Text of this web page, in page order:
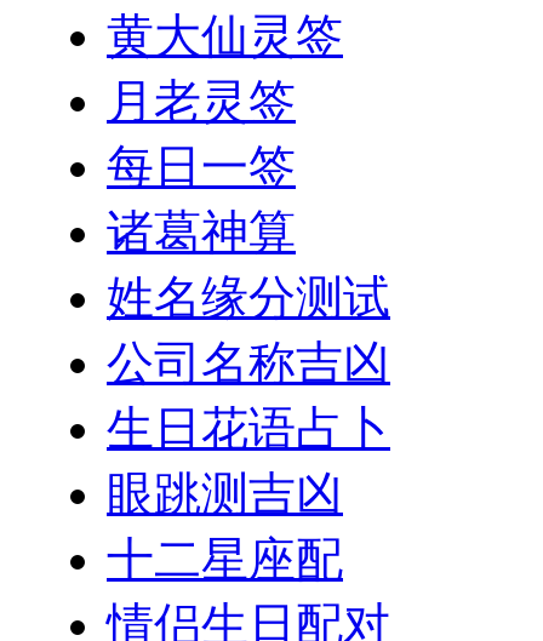
黄大仙灵签
月老灵签
每日一签
诸葛神算
姓名缘分测试
公司名称吉凶
生日花语占卜
眼跳测吉凶
十二星座配
情侣生日配对